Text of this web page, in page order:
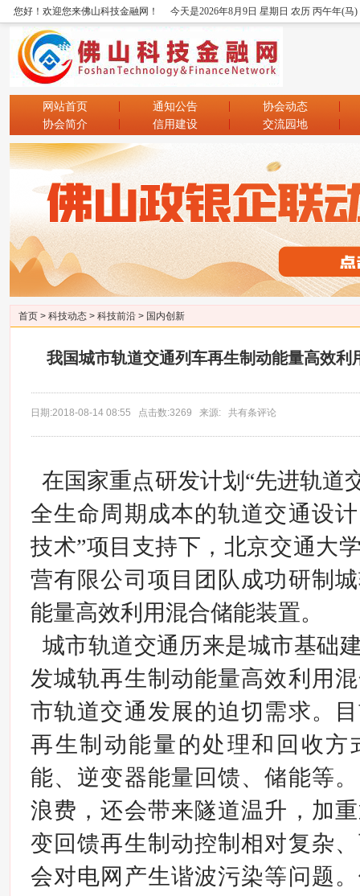
您好！欢迎您来佛山科技金融网！ 今天是2026年8月9日 星期日 农历 丙午年(马
网站首页 通知公告
协会动态
协会简介
信用建设 交流园地
首页 > 科技动态 > 科技前沿 > 国内创新
我国城市轨道交通列车再生制动能量高效利
日期:2018-08-14 08:55 点击数:3269 来源: 共有条评论
在国家重点研发计划“先进轨道
全生命周期成本的轨道交通设
技术”项目支持下，北京交通大
营有限公司项目团队成功研制
能量高效利用混合储能装置。
城市轨道交通历来是城市基础
发城轨再生制动能量高效利用
市轨道交通发展的迫切需求。
再生制动能量的处理和回收方
能、逆变器能量回馈、储能等
浪费，还会带来隧道温升，加
变回馈再生制动控制相对复杂
会对电网产生谐波污染等问题